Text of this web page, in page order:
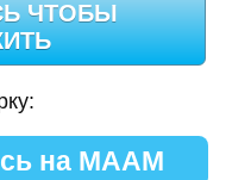
на МААМ